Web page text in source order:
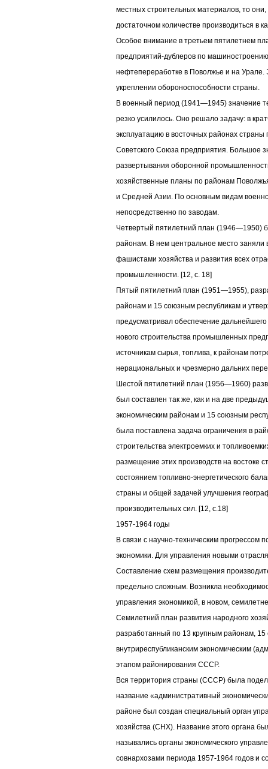
местных строительных материалов, то они,
достаточном количестве производиться в
Особое внимание в третьем пятилетнем
предприятий-дублеров по
нефтепереработке в Поволжье и на
укреплении обороноспособности страны.
В военный период (1941—1945) значение
резко усилилось. Оно решало задачу: в
эксплуатацию в восточных районах
Советского Союза предприятия. Большое
развертывания оборонной
хозяйственные планы по районам
и Средней Азии. По основным видам
непосредственно по заводам.
Четвертый пятилетний план (1946—1950)
районам. В нем центральное место заняли
фашистами хозяйства и развития всех
промышленности. [12, c. 18]
Пятый пятилетний план (1951—1955),
районам и 15 союзным республикам и
предусматривал обеспечение
нового строительства промышленных
источникам сырья, топлива, к районам
нерациональных и чрезмерно дальних
Шестой пятилетний план (1956—1960)
был составлен так же, как и на две
экономическим районам и 15 союзным
была поставлена задача ограничения в
строительства электроемких и
размещение этих производств на востоке
состоянием топливно-энергетического
страны и общей задачей улучшения
производительных сил. [12, c.18]
1957-1964 годы
В связи с научно-техническим прогрессом
экономики. Для управления новыми
Составление схем размещения
предельно сложным. Возникла
управления экономикой, в новом,
Семилетний план развития народного
разработанный по 13 крупным районам,
внутриреспубликанским экономическим
этапом районирования СССР.
Вся территория страны (СССР) была
название «административный
районе был создан специальный орган
хозяйства (СНХ). Название этого органа
назывались органы экономического
совнархозами периода 1957-1964 годов и